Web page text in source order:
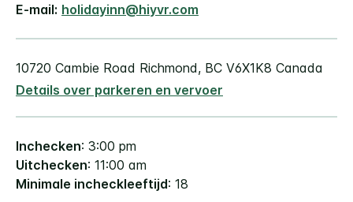
E-mail: holidayinn@hiyvr.com
10720 Cambie Road Richmond, BC V6X1K8 Canada
Details over parkeren en vervoer
Inchecken: 3:00 pm
Uitchecken: 11:00 am
Minimale incheckleeftijd: 18